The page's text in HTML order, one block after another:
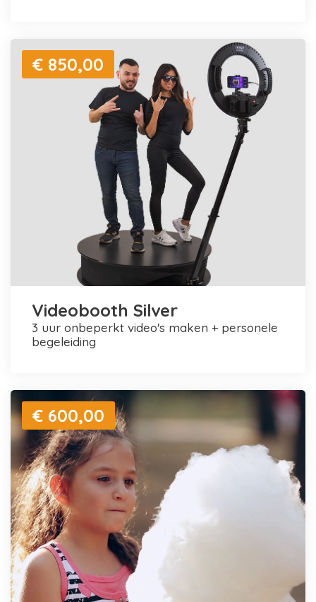
€ 850,00
Videobooth Silver
3 uur onbeperkt video's maken + personele
begeleiding
€ 600,00